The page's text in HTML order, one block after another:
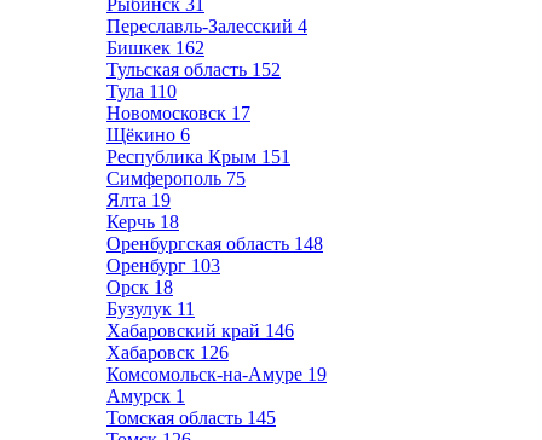
Рыбинск 31
Переславль-Залесский 4
Бишкек 162
Тульская область 152
Тула 110
Новомосковск 17
Щёкино 6
Республика Крым 151
Симферополь 75
Ялта 19
Керчь 18
Оренбургская область 148
Оренбург 103
Орск 18
Бузулук 11
Хабаровский край 146
Хабаровск 126
Комсомольск-на-Амуре 19
Амурск 1
Томская область 145